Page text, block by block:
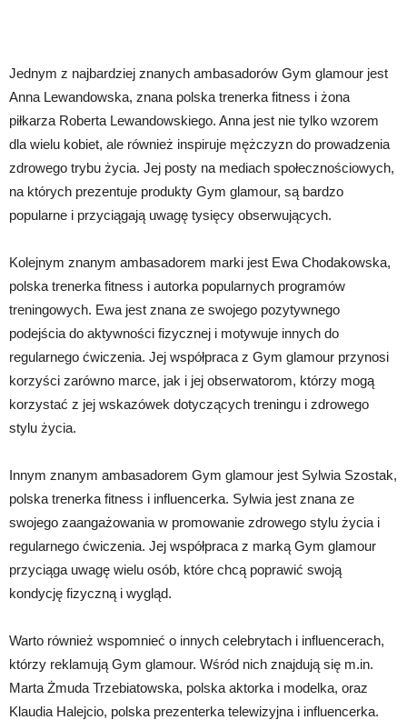
Jednym z najbardziej znanych ambasadorów Gym glamour jest
Anna Lewandowska, znana polska trenerka fitness i żona
piłkarza Roberta Lewandowskiego. Anna jest nie tylko wzorem
dla wielu kobiet, ale również inspiruje mężczyzn do prowadzenia
zdrowego trybu życia. Jej posty na mediach społecznościowych,
na których prezentuje produkty Gym glamour, są bardzo
popularne i przyciągają uwagę tysięcy obserwujących.
Kolejnym znanym ambasadorem marki jest Ewa Chodakowska,
polska trenerka fitness i autorka popularnych programów
treningowych. Ewa jest znana ze swojego pozytywnego
podejścia do aktywności fizycznej i motywuje innych do
regularnego ćwiczenia. Jej współpraca z Gym glamour przynosi
korzyści zarówno marce, jak i jej obserwatorom, którzy mogą
korzystać z jej wskazówek dotyczących treningu i zdrowego
stylu życia.
Innym znanym ambasadorem Gym glamour jest Sylwia Szostak,
polska trenerka fitness i influencerka. Sylwia jest znana ze
swojego zaangażowania w promowanie zdrowego stylu życia i
regularnego ćwiczenia. Jej współpraca z marką Gym glamour
przyciąga uwagę wielu osób, które chcą poprawić swoją
kondycję fizyczną i wygląd.
Warto również wspomnieć o innych celebrytach i influencerach,
którzy reklamują Gym glamour. Wśród nich znajdują się m.in.
Marta Żmuda Trzebiatowska, polska aktorka i modelka, oraz
Klaudia Halejcio, polska prezenterka telewizyjna i influencerka.